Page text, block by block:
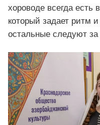
хороводе всегда
который задает ритм
остальные следуют